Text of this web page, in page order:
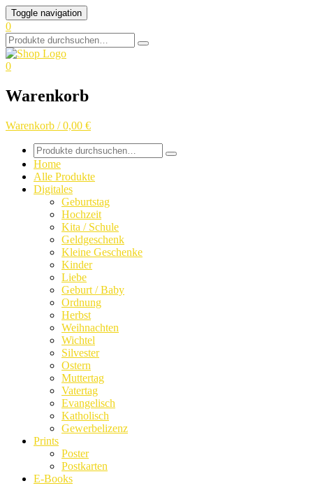
Skip
to
content
Toggle navigation
0
Search
for:
0
Warenkorb
Warenkorb / 0,00 €
Search
for:
Home
Alle Produkte
Digitales
Geburtstag
Hochzeit
Kita / Schule
Geldgeschenk
Kleine Geschenke
Kinder
Liebe
Geburt / Baby
Ordnung
Herbst
Weihnachten
Wichtel
Silvester
Ostern
Muttertag
Vatertag
Evangelisch
Katholisch
Gewerbelizenz
Prints
Poster
Postkarten
E-Books